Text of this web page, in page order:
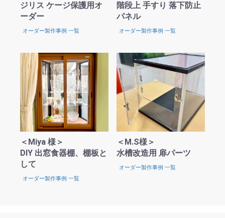
お買い物を続ける カートへ進む
ジリス ケージ保護用オ
ーダー
オーダー製作事例 一覧
階段上 手すり 落下防止
パネル
オーダー製作事例 一覧
＜Miya 様＞
DIY 出窓食器棚、棚板と
して
オーダー製作事例 一覧
＜M.S様＞
水槽改造用 扉パーツ
オーダー製作事例 一覧